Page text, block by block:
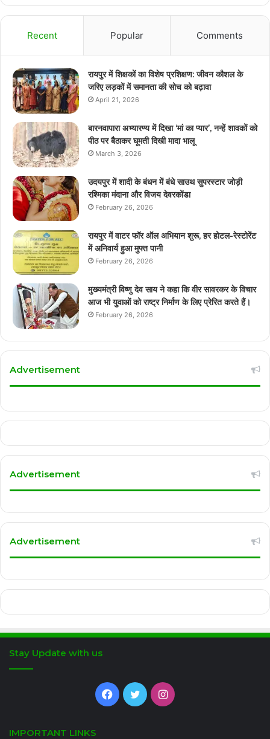
Recent Popular Comments
रायपुर में शिक्षकों का विशेष प्रशिक्षण: जीवन कौशल के
जरिए लड़कों में समानता की सोच को बढ़ावा
April 21, 2026
बारनवापारा अभ्यारण्य में दिखा ‘मां का प्यार’, नन्हें शावकों को
पीठ पर बैठाकर घूमती दिखी मादा भालू
March 3, 2026
उदयपुर में शादी के बंधन में बंधे साउथ सुपरस्टार जोड़ी
रश्मिका मंदाना और विजय देवरकोंडा
February 26, 2026
रायपुर में वाटर फॉर ऑल अभियान शुरू, हर होटल-रेस्टोरेंट
में अनिवार्य हुआ मुफ्त पानी
February 26, 2026
मुख्यमंत्री विष्णु देव साय ने कहा कि वीर सावरकर के विचार
आज भी युवाओं को राष्ट्र निर्माण के लिए प्रेरित करते हैं।
February 26, 2026
Advertisement
Advertisement
Advertisement
Stay Update with us
Facebook
TwitterInstagram
IMPORTANT LINKS